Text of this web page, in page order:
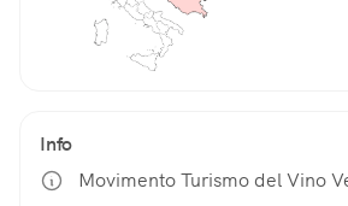
Info
Movimento Turismo del Vino